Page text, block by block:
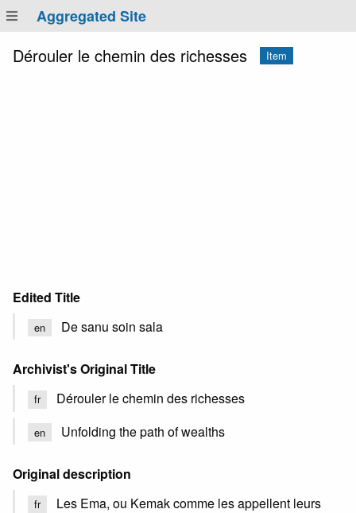
Aggregated Site
Dérouler le chemin des richesses Item
Edited Title
en De sanu soin sala
Archivist's Original Title
fr Dérouler le chemin des richesses
en Unfolding the path of wealths
Original description
fr
Les Ema, ou Kemak comme les appellent leurs